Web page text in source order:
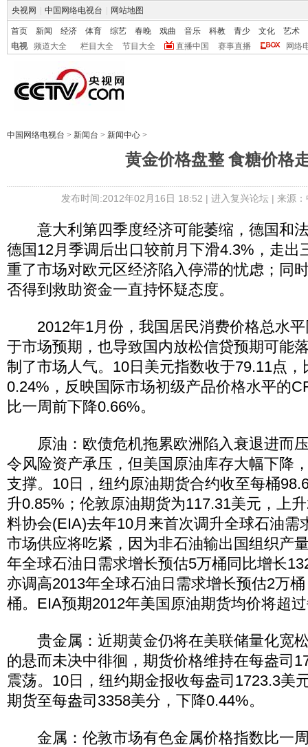
央视网 中国网络电视台 网站地图
首页 新闻 经济 体育 综艺 春晚 戏曲 音乐 科教 青少 文化
艺术
电视
频道大全 栏目大全 节目大全 直播中国 赛事直播 网络
中国网络电视台 > 新闻台 > 新闻中心 >
黄金价格盘整 食糖价格
发布时间:2012年02月16日 18:52 | 进入复兴论坛| 来源
意大利第四季度经济可能萎缩，德国和
德国12月季调后出口较前月下滑4.3%，走出
重了市场对欧元区经济陷入停滞的忧虑；同
否得到救助资金一直持怀疑态度。
2012年1月份，我国居民消费价格总水平
于市场预期，也导致国内放松信贷预期可能
制了市场人气。10日美元指数收于79.11点，
0.24%，反映国际市场初级产品价格水平的
比一周前下降0.66%。
原油：欧债危机拖累欧洲陷入衰退进而
令风险资产承压，但美国原油库存大幅下降
支撑。10日，纽约原油期货合约收至每桶
升0.85%；伦敦原油期货为117.31美元，上
料协会(EIA)去年10月来首次调升全球石油需
市场供应将吃紧，因为非石油输出国组织产
年全球石油日需求增长预估5万桶同比增长
亦调高2013年全球石油日需求增长预估2万
桶。EIA预期2012年美国原油期货均价将超
贵金属：近期黄金仍将在美联储量化宽
的悬而未决中徘徊，期货价格维持在每盎司
震荡。10日，纽约期金报收每盎司1723.3美
期货至每盎司3358美分，下降0.44%。
金属：伦敦市场有色金属价格指数比一